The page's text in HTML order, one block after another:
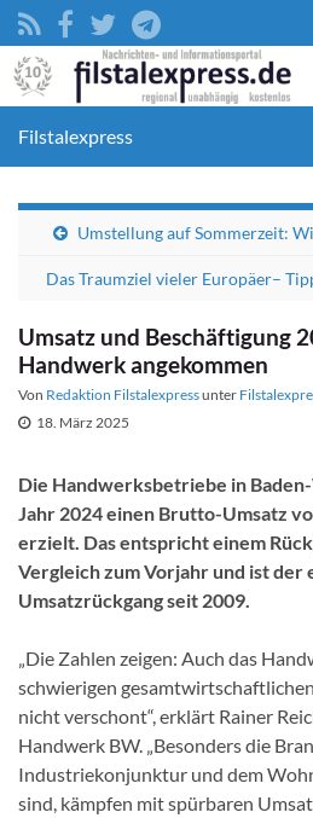
Filstalexpress
Umstellung auf Sommerzeit:
Das Traumziel vieler Europäer–
Umsatz und Beschäftigung
Handwerk angekommen
Von Redaktion Filstalexpressunter
18. März 2025
Die Handwerksbetriebe in
Jahr 2024 einen Brutto-Umsatz
erzielt. Das entspricht einem
Vergleich zum Vorjahr und ist der
Umsatzrückgang seit 2009.
„Die Zahlen zeigen: Auch das
schwierigen
nicht verschont“, erklärt Rainer
Handwerk BW. „Besonders die
Industriekonjunktur und dem
sind, kämpfen mit spürbaren